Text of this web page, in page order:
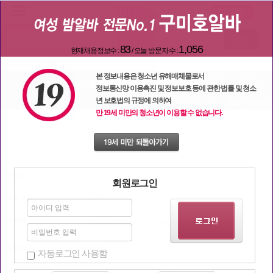
여수!!출 퇴근!!학동최고!무조건클릭!!
업소분류 노래주점
010-6476-2002 SMS로 문의하기
거북이
주소 전남 여수시 시청동2길 22 (학동)
현재채용정보수 :83/ 오늘 방문자 수 :1,056
본 정보내용은 청소년 유해매체물로서
정보통신망 이용촉진 및 정보보호 등에 관한 법률 및 청소
년 보호법의 규정에 의하여
만 19세 미만의 청소년이 이용할 수 없습니다.
회원로그인
자동로그인 사용함